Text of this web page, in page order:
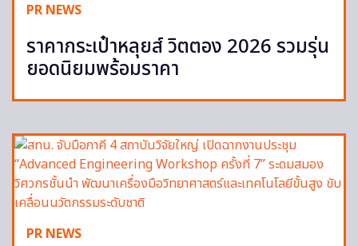
PR NEWS
ราคากระเป๋าหลุยส์ วิตตอง 2026 รวมรุ่น
ยอดนิยมพร้อมราคา
PR NEWS